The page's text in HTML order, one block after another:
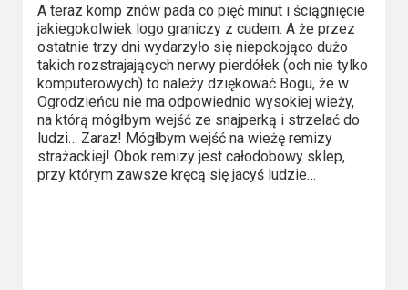
Podsumowania
2023
2022
2021
2020
A teraz komp znów pada co pięć minut i ściągnięcie
jakiegokolwiek logo graniczy z cudem. A że przez
ostatnie trzy dni wydarzyło się niepokojąco dużo
takich rozstrajających nerwy pierdółek (och nie tylko
komputerowych) to należy dziękować Bogu, że w
Ogrodzieńcu nie ma odpowiednio wysokiej wieży,
na którą mógłbym wejść ze snajperką i strzelać do
ludzi… Zaraz! Mógłbym wejść na wieżę remizy
strażackiej! Obok remizy jest całodobowy sklep,
przy którym zawsze kręcą się jacyś ludzie…